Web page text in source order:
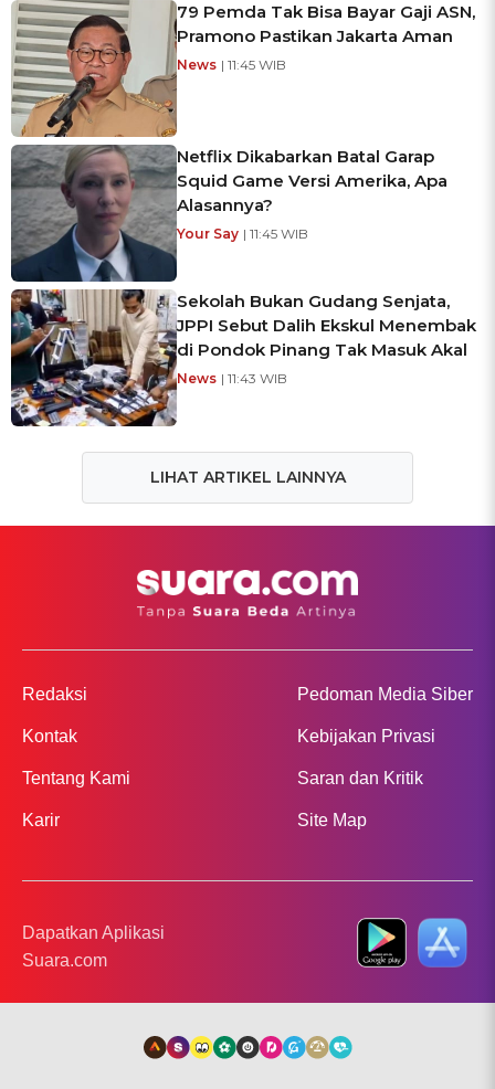
79 Pemda Tak Bisa Bayar Gaji ASN,
Pramono Pastikan Jakarta Aman
News | 11:45 WIB
Netflix Dikabarkan Batal Garap
Squid Game Versi Amerika, Apa
Alasannya?
Your Say | 11:45 WIB
Sekolah Bukan Gudang Senjata,
JPPI Sebut Dalih Ekskul Menembak
di Pondok Pinang Tak Masuk Akal
News | 11:43 WIB
LIHAT ARTIKEL LAINNYA
Redaksi
Kontak
Tentang Kami
Karir
Pedoman Media Siber
Kebijakan Privasi
Saran dan Kritik
Site Map
Dapatkan Aplikasi
Suara.com